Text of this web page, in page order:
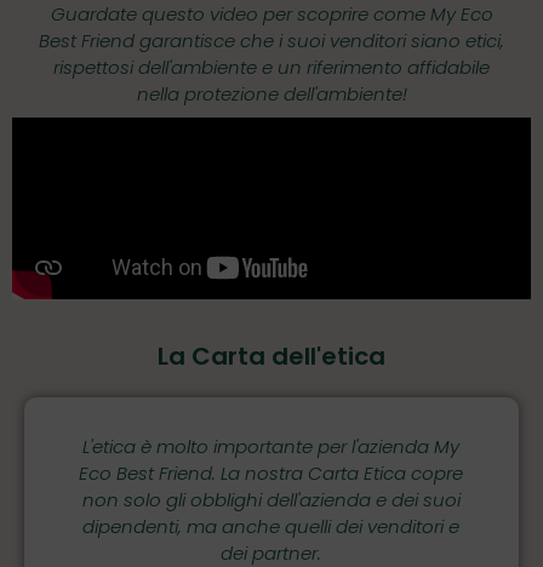
Guardate questo video per scoprire come My Eco
Best Friend garantisce che i suoi venditori siano etici,
rispettosi dell'ambiente e un riferimento affidabile
nella protezione dell'ambiente!
La Carta dell'etica
L'etica è molto importante per l'azienda My
Eco Best Friend. La nostra Carta Etica copre
non solo gli obblighi dell'azienda e dei suoi
dipendenti, ma anche quelli dei venditori e
dei partner.